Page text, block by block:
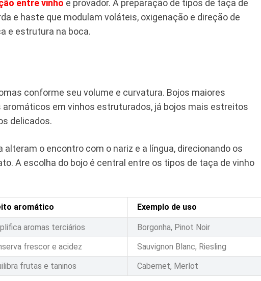
entre vinho e provador. A preparação de tipos de taça de
e haste que modulam voláteis, oxigenação e direção de
e estrutura na boca.
conforme seu volume e curvatura. Bojos maiores
em vinhos estruturados, já bojos mais estreitos
delicados.
alteram o encontro com o nariz e a língua, direcionando os
A escolha do bojo é central entre os tipos de taça de vinho
aromático Exemplo de uso
aromas terciários
Borgonha, Pinot Noir
frescor e acidez
Sauvignon Blanc, Riesling
frutas e taninos Cabernet, Merlot